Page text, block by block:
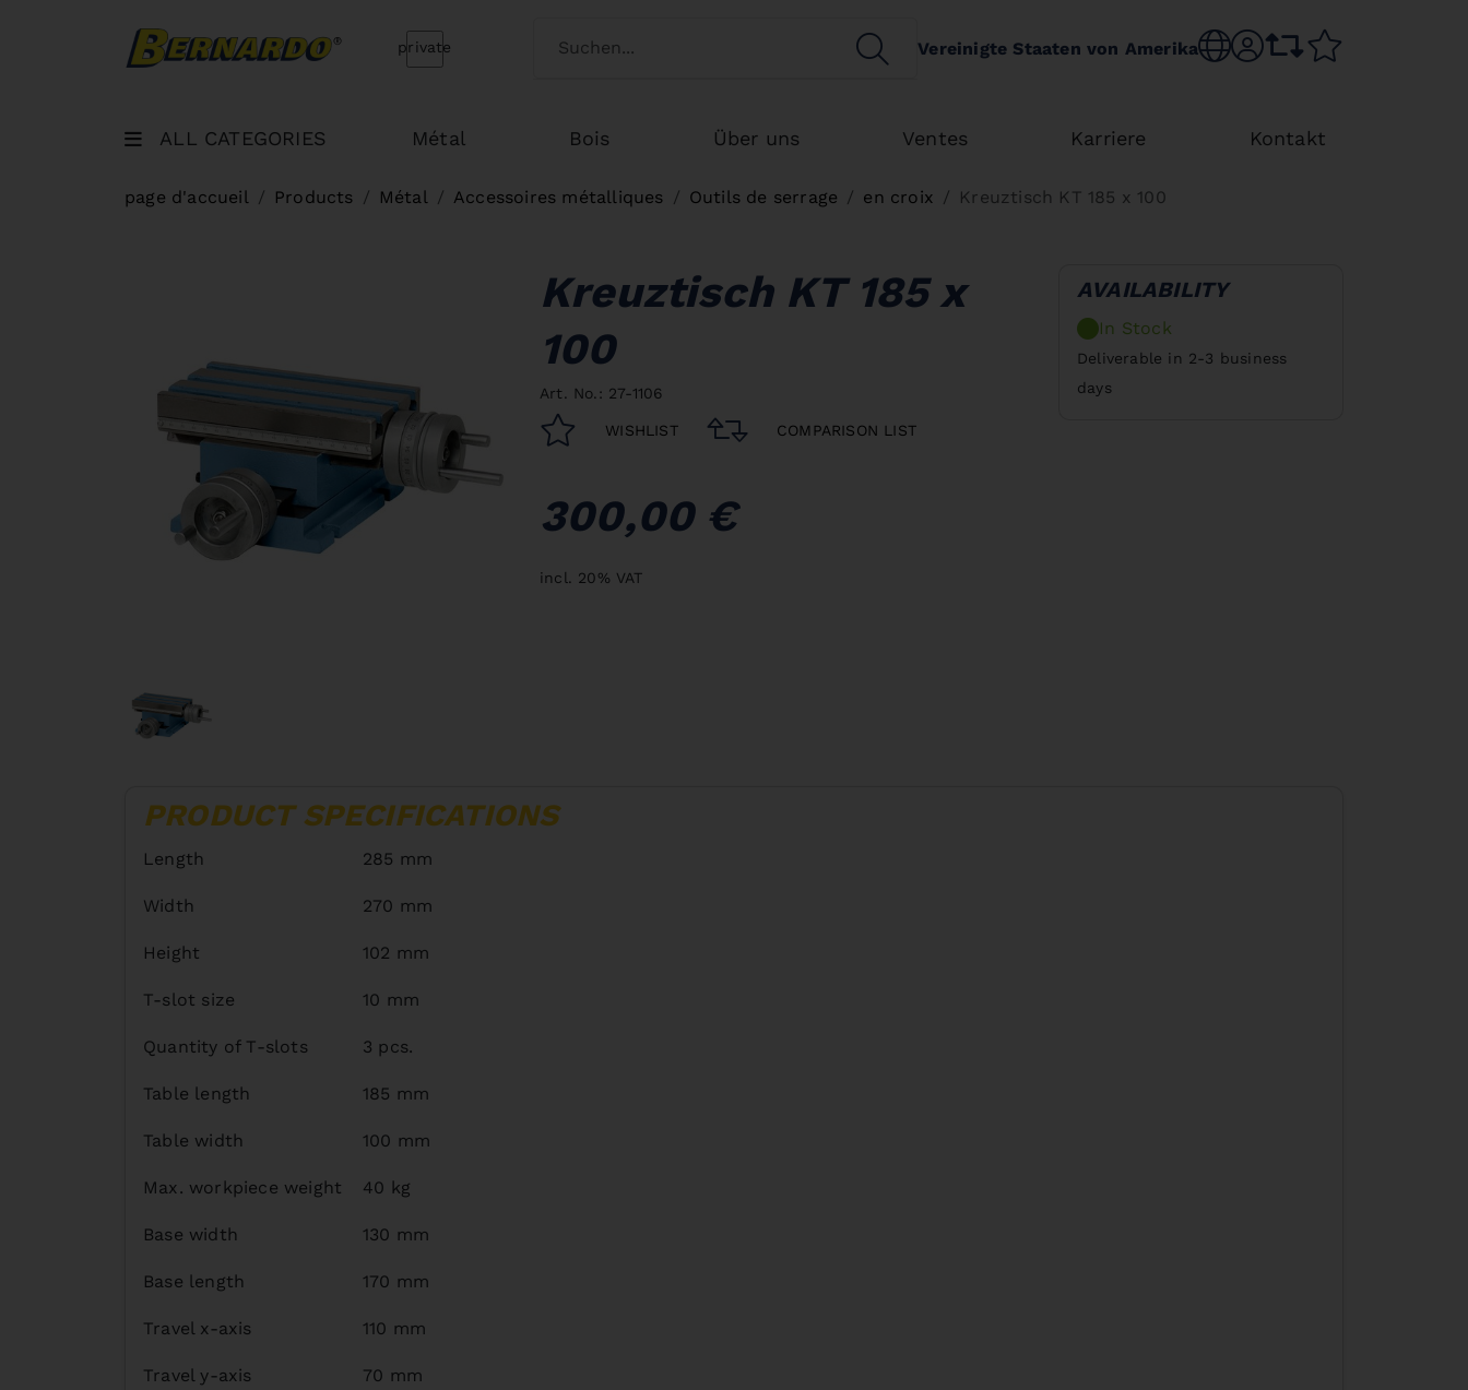
Bernardo Home Switch customertype
private SEARCHVereinigte Staaten von Amerika Choose language
sr.accountcomparison list
ALL CATEGORIES Métal Bois Über uns Ventes Karriere Kontakt
page d'accueil Products Métal Accessoires métalliques Outils de serrage en croix Kreuztisch KT 185 x 100
Kreuztisch KT 185 x
100
Art. No.: 27-1106
WISHLIST COMPARISON LIST
300,00 €
incl. 20% VAT
AVAILABILITY
In Stock
Deliverable in 2-3 business
days
PRODUCT SPECIFICATIONS
Length 285 mm
Width 270 mm
Height 102 mm
T-slot size 10 mm
Quantity of T-slots 3 pcs.
Table length 185 mm
Table width 100 mm
Max. workpiece weight 40 kg
Base width 130 mm
Base length 170 mm
Travel x-axis 110 mm
Travel y-axis 70 mm